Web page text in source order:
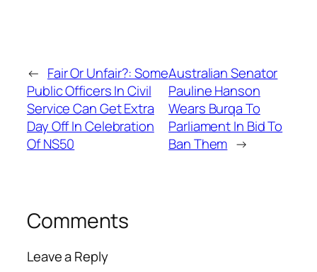
← Fair Or Unfair?: Some
Public Officers In Civil
Service Can Get Extra
Day Off In Celebration
Of NS50
Australian Senator
Pauline Hanson
Wears Burqa To
Parliament In Bid To
Ban Them →
Comments
Leave a Reply